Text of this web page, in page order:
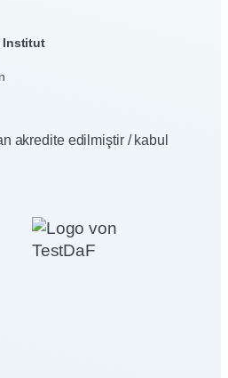
Institut
akredite edilmiştir / kabul